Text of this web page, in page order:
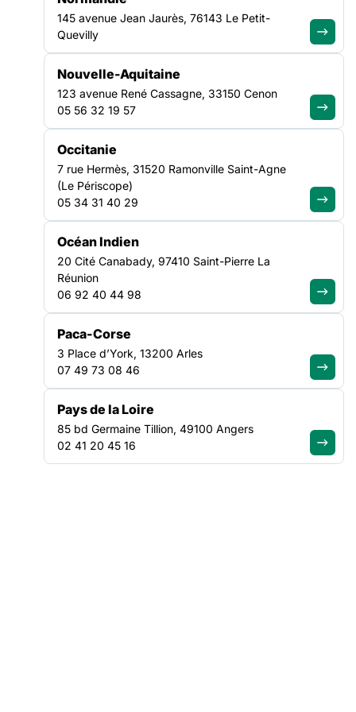
et d’aide à la décision pour des choix locaux plus justes et
plus humains.
coeur des villes
NOS ACTUALITÉS
Suivez le mouvement de la
solidarité
VEILLE SOCIALE, HÉBERGEMENT ET LOGEMENT
NATIONAL
145 avenue Jean Jaurès, 76143 Le Petit-
Quevilly
Nouvelle-Aquitaine
123 avenue René Cassagne, 33150 Cenon
05 56 32 19 57
Occitanie
7 rue Hermès, 31520 Ramonville Saint-Agne
(Le Périscope)
05 34 31 40 29
Océan Indien
20 Cité Canabady, 97410 Saint-Pierre La
Réunion
06 92 40 44 98
Paca-Corse
3 Place d’York, 13200 Arles
07 49 73 08 46
Pays de la Loire
85 bd Germaine Tillion, 49100 Angers
02 41 20 45 16